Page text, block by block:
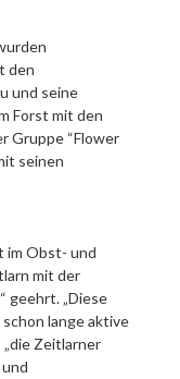
den
und seine
Forst mit den
Gruppe “Flower
seinen
im Obst- und
mit der
geehrt. „Diese
lange aktive
Zeitlarner